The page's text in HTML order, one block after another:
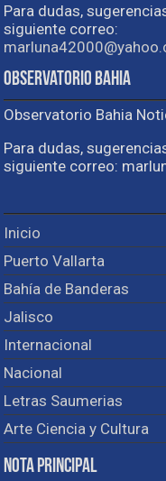
Para dudas,
siguiente correo:
Observatorio Bahia
Observatorio Bahia
Para dudas,
siguiente correo:
Inicio
Puerto Vallarta
Bahía de Banderas
Jalisco
Internacional
Nacional
Letras Saumerias
Arte Ciencia y Cultura
Nota Principal